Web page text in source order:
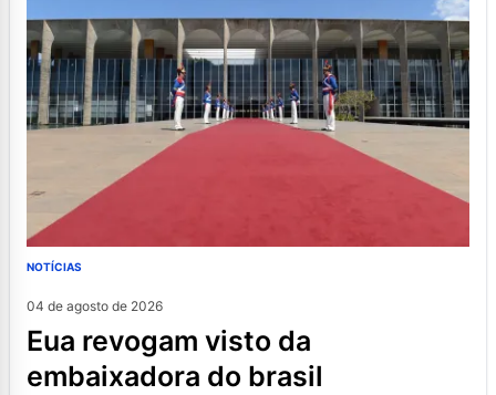
NOTÍCIAS
04 de agosto de 2026
eua revogam visto da
embaixadora do brasil